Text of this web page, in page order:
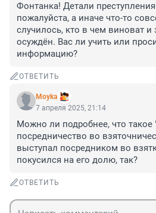
Фонтанка! Детали преступления
пожалуйста, а иначе что-то
случилось, кто в чем виноват и
осуждён. Вас ли учить или
информацию?
ОТВЕТИТЬ
Moyka
7 апреля 2025, 21:14
Можно ли подробнее, что такое
посредничество во
выступал посредником во
покусился на его долю, так?
ОТВЕТИТЬ